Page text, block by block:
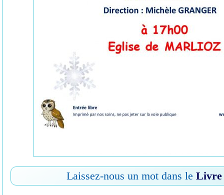
Laissez-nous un mot dans le